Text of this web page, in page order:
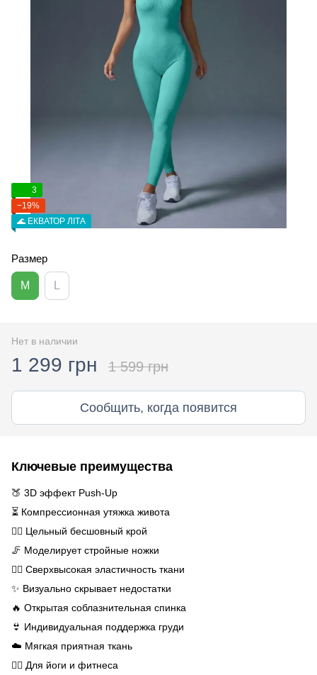
3
−19%
🌊 ЕКВАТОР ЛІТА
Размер
M
Нет в наличии
1 299 грн 1 599 грн
Сообщить, когда появится
Ключевые преимущества
🍑 3D эффект Push-Up
⏳ Компрессионная утяжка живота
🧘‍♀️ Цельный бесшовный крой
🦵 Моделирует стройные ножки
🤸‍♀️ Сверхвысокая эластичность ткани
✨ Визуально скрывает недостатки
🔥 Открытая соблазнительная спинка
👙 Индивидуальная поддержка груди
☁️ Мягкая приятная ткань
🏋️‍♀️ Для йоги и фитнеса